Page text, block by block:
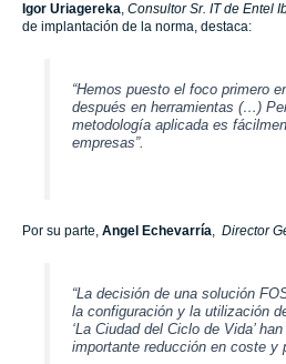
Igor Uriagereka, Consultor Sr. IT de Entel
de implantación de la norma, destaca:
“Hemos puesto el foco primero
después en herramientas (…)
metodología aplicada es
empresas”.
Por su parte, Angel Echevarría, Director
“La decisión de una solución
la configuración y la utilización
‘La Ciudad del Ciclo de Vida’
importante reducción en coste y